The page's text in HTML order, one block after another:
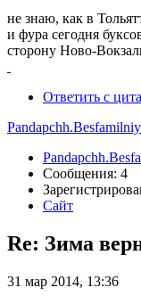
не знаю, как в
и фура сегодня
сторону Ново-
Ответить с
Pandapchh.Besfamilniy
Сообщения: 4
Сайт
Re: Зима
31 мар 2014, 13:36